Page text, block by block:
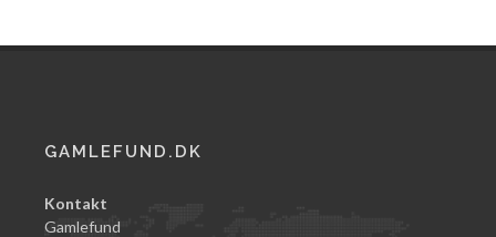
GAMLEFUND.DK
Kontakt
Gamlefund